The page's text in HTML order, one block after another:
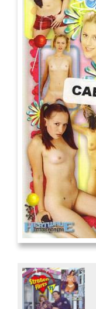
And Confused #8 - ...